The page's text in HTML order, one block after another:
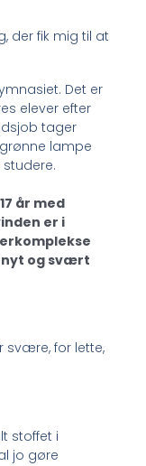
der fik mig til at
Det er
elever efter
tager
lampe
år med
er i
og svært
svære, for lette,
stoffet i
jo gøre